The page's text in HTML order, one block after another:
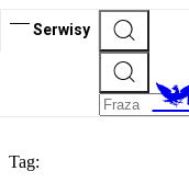
Serwisy
Tag: